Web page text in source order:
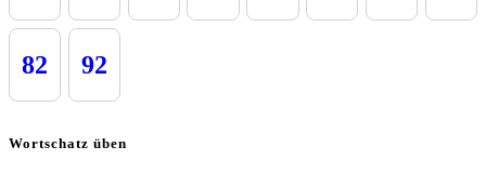
82 92
Wortschatz üben